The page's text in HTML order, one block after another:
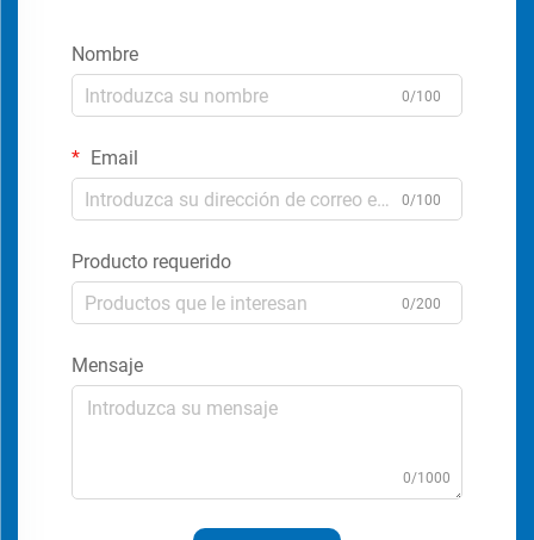
Nombre
0/100
Email
0/100
Producto requerido
0/200
Mensaje
0/1000